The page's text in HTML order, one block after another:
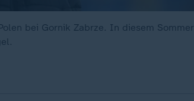
bei Gornik Zabrze. In diesem Sommer